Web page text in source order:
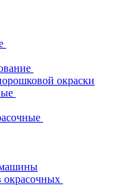
окраски
окрасочных